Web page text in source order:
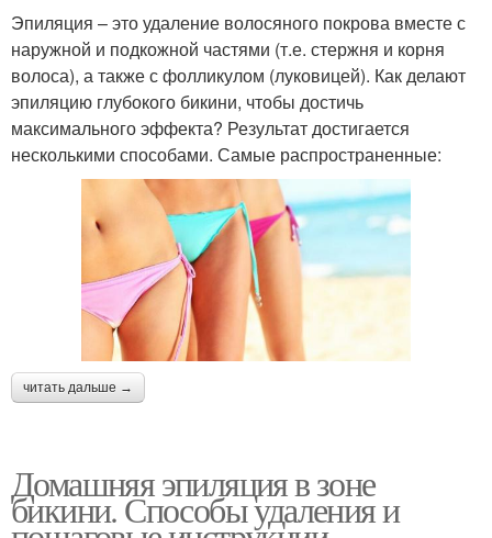
Эпиляция – это удаление волосяного покрова вместе с
наружной и подкожной частями (т.е. стержня и корня
волоса), а также с фолликулом (луковицей). Как делают
эпиляцию глубокого бикини, чтобы достичь
максимального эффекта? Результат достигается
несколькими способами. Самые распространенные:
читать дальше →
Домашняя эпиляция в зоне
бикини. Способы удаления и